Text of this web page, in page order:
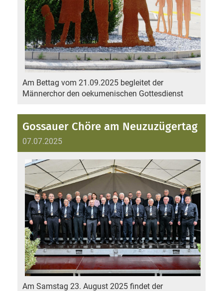
Am Bettag vom 21.09.2025 begleitet der
Männerchor den oekumenischen Gottesdienst
Gossauer Chöre am Neuzuzügertag
07.07.2025
Am Samstag 23. August 2025 findet der